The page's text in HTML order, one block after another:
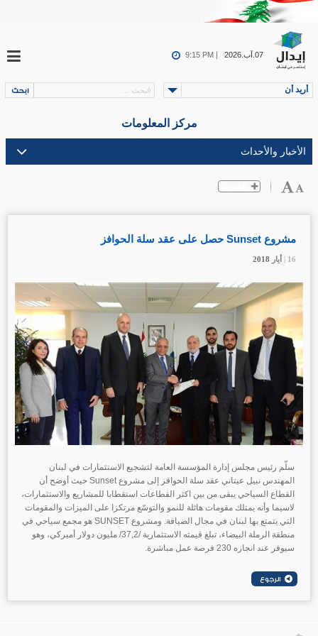
07.آب.2026 9:15 PM |
أريد أن
مركز المعلومات
16 | أيار
مشروع Sunset حصل على عقد سلة الحوافز
16 | أيار 16 | أيار
سلّم رئيس مجلس إدارة المؤسسة العامة لتشجيع الاستثمارات في لبنان
المهندس نبيل عيتاني عقد سلة الحوافز إلى مشروع Sunset حيث أوضح أن
القطاع السياحي يبقى من بين اكثر القطاعات استقطابا للمشاريع والاستثمارات،
لاسيما وأنه يمتلك مقومات هائلة للنمو والتوسّع مرتكزا على الميزات والمقومات
التي يتمتع بها لبنان في مجال الضيافة. ومشروع SUNSET هو مجمع سياحي في
منطقة الرملة البيضاء، تبلغ قيمته الاستثمارية /37,2/ مليون دولار أميركي، وهو
سيوفر عند انجازه 230 فرصة عمل مباشرة.